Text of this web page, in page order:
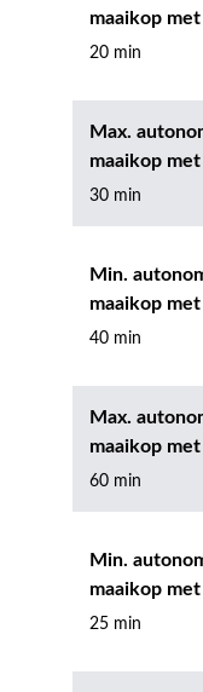
maaikop met
20 min
Max.
maaikop met
30 min
Min.
maaikop
40 min
Max.
maaikop
60 min
Min.
maaikop met
25 min